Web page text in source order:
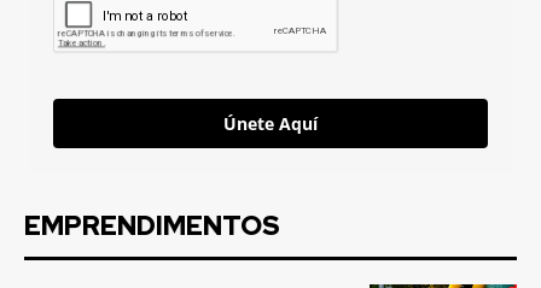
Únete Aquí
EMPRENDIMENTOS